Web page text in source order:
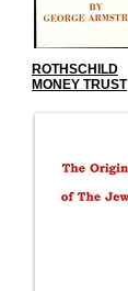
ROTHSCHILD
MONEY TRUST